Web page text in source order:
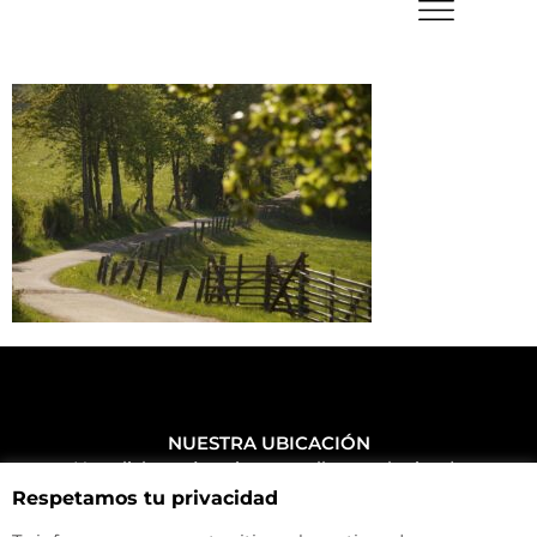
NUESTRA UBICACIÓN
Haz click aquí y mira como llegar a la tienda
CONTACTA CON NOSOTROS
+34 972 500 449
Respetamos tu privacidad